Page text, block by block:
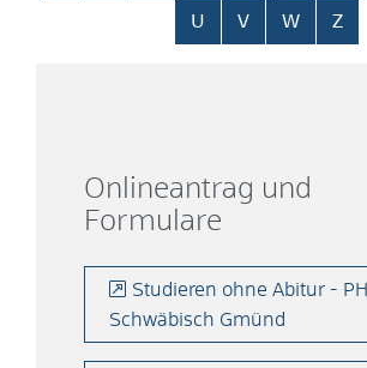
U V W Z
Onlineantrag und
Formulare
Studieren ohne Abitur - PH
Schwäbisch Gmünd